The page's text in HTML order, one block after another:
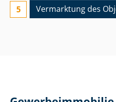
Vermarktung des